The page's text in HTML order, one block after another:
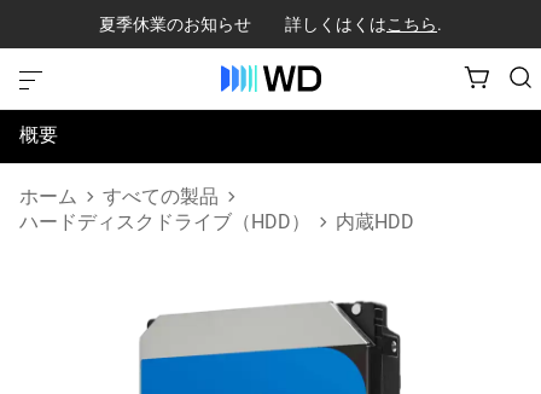
夏季休業のお知らせ 詳しくはくはこちら.
概要
仕様
ホーム
すべての製品
ハードディスクドライブ（HDD）
内蔵HDD